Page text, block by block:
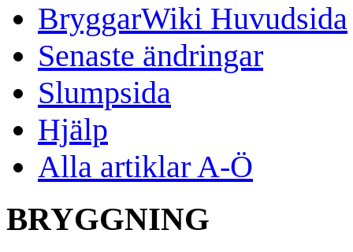
BryggarWiki Huvudsida
Senaste ändringar
Slumpsida
Hjälp
Alla artiklar A-Ö
BRYGGNING